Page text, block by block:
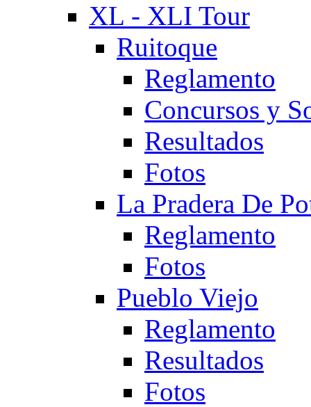
XL - XLI Tour
Ruitoque
Reglamento
Concursos y
Resultados
Fotos
La Pradera De
Reglamento
Fotos
Pueblo Viejo
Reglamento
Resultados
Fotos